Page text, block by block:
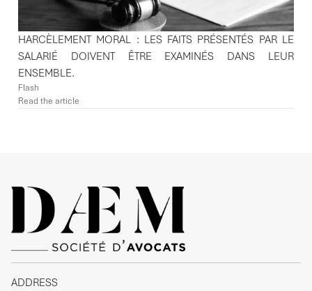
HARCÈLEMENT MORAL : LES FAITS PRÉSENTÉS PAR LE
SALARIÉ DOIVENT ÊTRE EXAMINÉS DANS LEUR
ENSEMBLE.
Flash
Read the article
ADDRESS